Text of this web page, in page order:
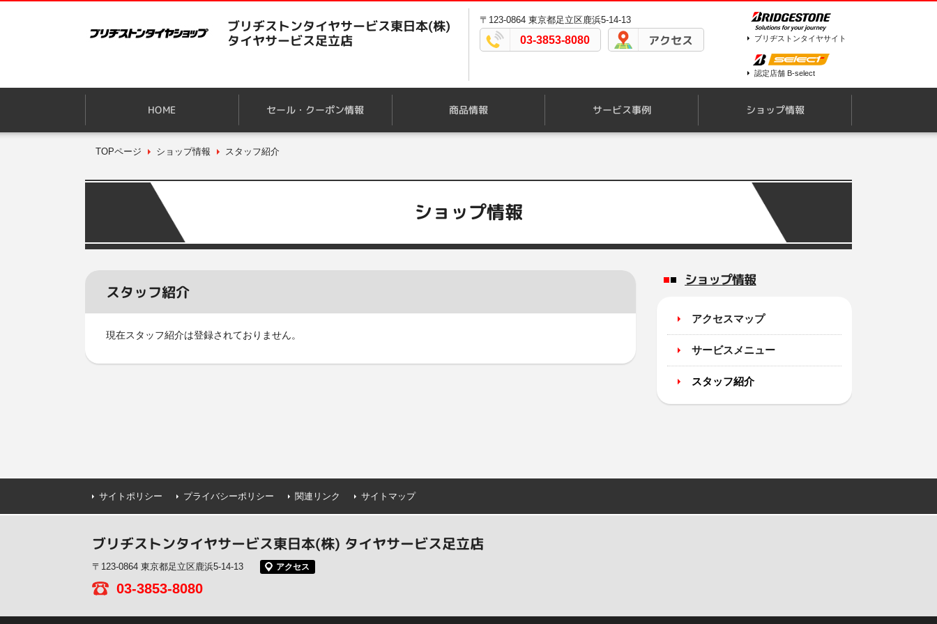
ブリヂストンタイヤサービス東日本(株)
タイヤサービス足立店
〒123-0864 東京都足立区鹿浜5-14-13
03-3853-8080 アクセス ブリヂストンタイヤサイト
認定店舗 B-select
HOME セール・クーポン情報 商品情報 サービス事例 ショップ情報
TOPページ ショップ情報 スタッフ紹介
ショップ情報
スタッフ紹介
現在スタッフ紹介は登録されておりません。
ショップ情報
アクセスマップ
サービスメニュー
スタッフ紹介
サイトポリシー プライバシーポリシー 関連リンク サイトマップ
ブリヂストンタイヤサービス東日本(株) タイヤサービス足立店
〒123-0864 東京都足立区鹿浜5-14-13 アクセス
03-3853-8080